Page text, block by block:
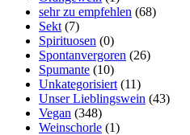
sehr zu empfehlen (68)
Sekt (7)
Spirituosen (0)
Spontanvergoren (26)
Spumante (10)
Unkategorisiert (11)
Unser Lieblingswein (43)
Vegan (348)
Weinschorle (1)